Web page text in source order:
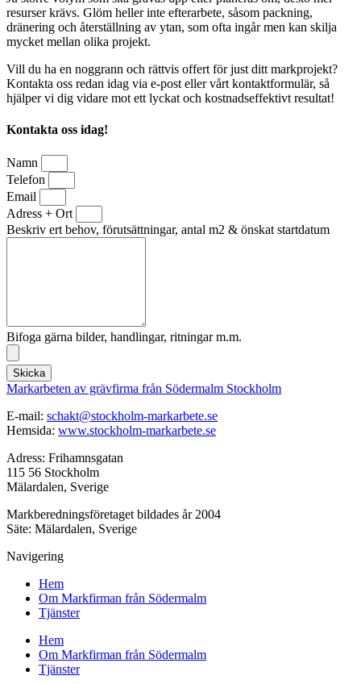
resurser krävs. Glöm heller inte efterarbete, såsom packning,
dränering och återställning av ytan, som ofta ingår men kan skilja
mycket mellan olika projekt.
Vill du ha en noggrann och rättvis offert för just ditt markprojekt?
Kontakta oss redan idag via e-post eller vårt kontaktformulär, så
hjälper vi dig vidare mot ett lyckat och kostnadseffektivt resultat!
Kontakta oss idag!
Namn
Telefon
Email
Adress + Ort
Beskriv ert behov, förutsättningar, antal m2 & önskat startdatum
Bifoga gärna bilder, handlingar, ritningar m.m.
Skicka
Markarbeten av grävfirma från Södermalm Stockholm
E-mail: schakt@stockholm-markarbete.se
Hemsida: www.stockholm-markarbete.se
Adress: Frihamnsgatan
115 56 Stockholm
Mälardalen, Sverige
Markberedningsföretaget bildades år 2004
Säte: Mälardalen, Sverige
Navigering
Hem
Om Markfirman från Södermalm
Tjänster
Hem
Om Markfirman från Södermalm
Tjänster